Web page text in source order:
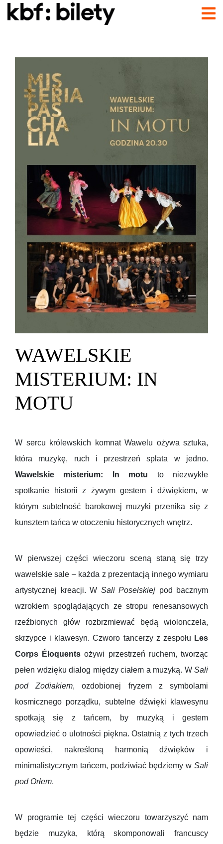
WAWELSKIE
MISTERIUM: IN
MOTU
W sercu królewskich komnat Wawelu ożywa sztuka,
która muzykę, ruch i przestrzeń splata w jedno.
Wawelskie misterium: In motu to niezwykłe
spotkanie historii z żywym gestem i dźwiękiem, w
którym subtelność barokowej muzyki przenika się z
kunsztem tańca w otoczeniu historycznych wnętrz.
W pierwszej części wieczoru sceną staną się trzy
wawelskie sale – każda z prezentacją innego wymiaru
artystycznej kreacji. W Sali Poselskiej pod bacznym
wzrokiem spoglądających ze stropu renesansowych
rzeźbionych głów rozbrzmiewać będą wiolonczela,
skrzypce i klawesyn. Czworo tancerzy z zespołu Les
Corps Éloquents ożywi przestrzeń ruchem, tworząc
pełen wdzięku dialog między ciałem a muzyką. WSali
pod Zodiakiem, ozdobionej fryzem z symbolami
kosmicznego porządku, subtelne dźwięki klawesynu
spotkają się z tańcem, by muzyką i gestem
opowiedzieć o ulotności piękna. Ostatnią z tych trzech
opowieści, nakreśloną harmonią dźwięków i
minimalistycznym tańcem, podziwiać będziemy w Sali
pod Orłem.
W programie tej części wieczoru towarzyszyć nam
będzie muzyka, którą skomponowali francuscy